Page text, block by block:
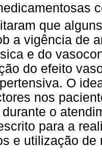
que
a vigência de
e do
do efeito
O
nos
o
para a
e utilização